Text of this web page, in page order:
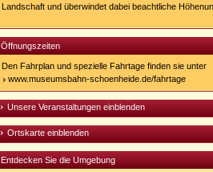
Landschaft und überwindet dabei beachtliche
Öffnungszeiten
Den Fahrplan und spezielle Fahrtage finden sie unter
www.museumsbahn-schoenheide.de/fahrtage
Unsere Veranstaltungen einblenden
Ortskarte einblenden
Entdecken Sie die Umgebung